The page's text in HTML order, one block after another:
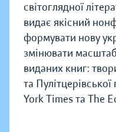
світоглядної
видає якісний
формувати нову
змінювати
виданих книг:
та
York Times та The